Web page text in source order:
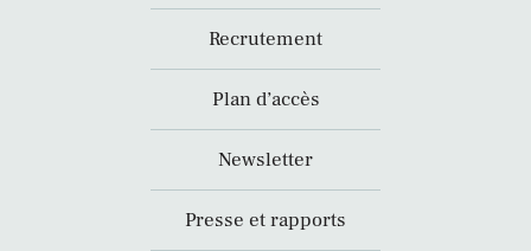
Recrutement
Plan d’accès
Newsletter
Presse et rapports